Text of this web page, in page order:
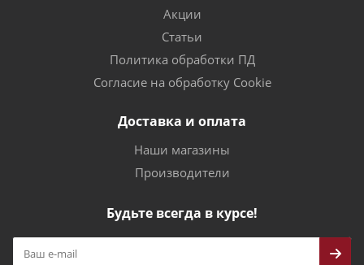
Акции
Статьи
Политика обработки ПД
Согласие на обработку Cookie
Доставка и оплата
Наши магазины
Производители
Будьте всегда в курсе!